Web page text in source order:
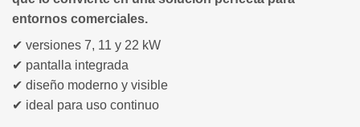
entornos comerciales.
✔ versiones 7, 11 y 22 kW
✔ pantalla integrada
✔ diseño moderno y visible
✔ ideal para uso continuo